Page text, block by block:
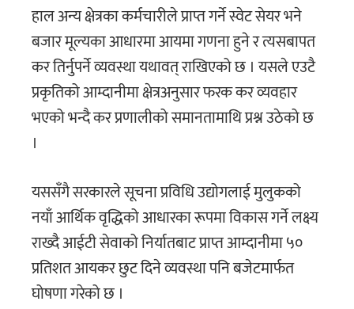
हाल अन्य क्षेत्रका कर्मचारीले प्राप्त गर्ने स्वेट सेयर भने
बजार मूल्यका आधारमा आयमा गणना हुने र त्यसबापत
कर तिर्नुपर्ने व्यवस्था यथावत् राखिएको छ । यसले एउटै
प्रकृतिको आम्दानीमा क्षेत्रअनुसार फरक कर व्यवहार
भएको भन्दै कर प्रणालीको समानतामाथि प्रश्न उठेको छ
।
यससँगै सरकारले सूचना प्रविधि उद्योगलाई मुलुकको
नयाँ आर्थिक वृद्धिको आधारका रूपमा विकास गर्ने लक्ष्य
राख्दै आईटी सेवाको निर्यातबाट प्राप्त आम्दानीमा ५०
प्रतिशत आयकर छुट दिने व्यवस्था पनि बजेटमार्फत
घोषणा गरेको छ ।